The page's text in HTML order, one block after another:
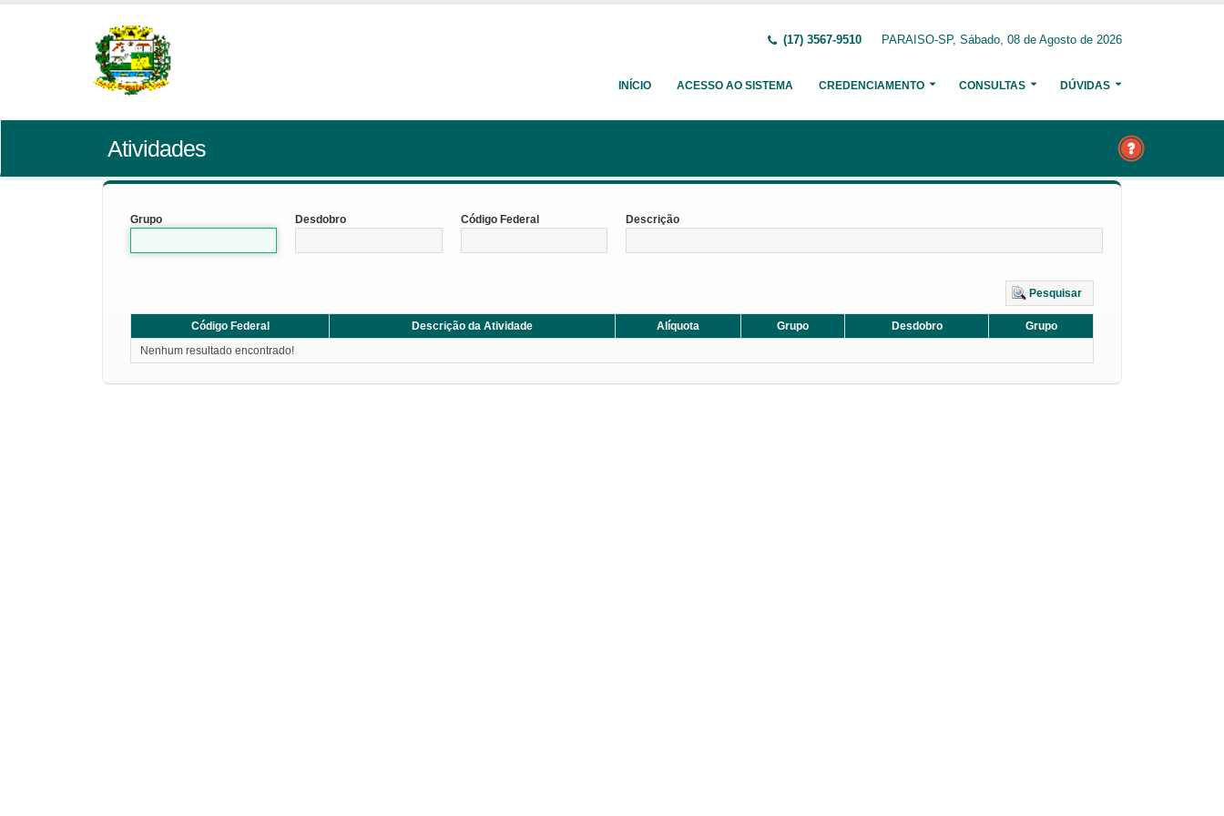
(17) 3567-9510 PARAISO-SP, Sábado, 08 de Agosto de 2026
INÍCIO ACESSO AO SISTEMA CREDENCIAMENTO CONSULTAS DÚVIDAS
Atividades
Grupo Desdobro Código Federal Descrição
Pesquisar
Código Federal Descrição da Atividade Alíquota Grupo Desdobro
Grupo
Nenhum resultado encontrado!